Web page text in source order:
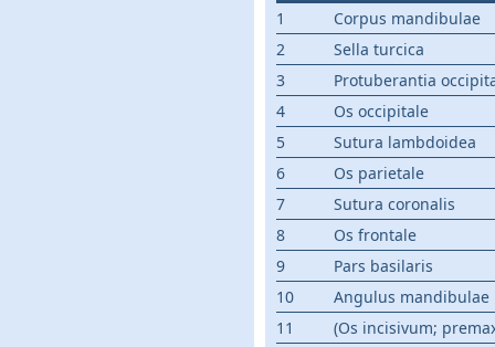
1
Corpus mandibulae
2
Sella turcica
3
Protuberantia
4
Os occipitale
5
Sutura lambdoidea
6
Os parietale
7
Sutura coronalis
8
Os frontale
9
Pars basilaris
10
Angulus mandibulae
11
(Os incisivum;